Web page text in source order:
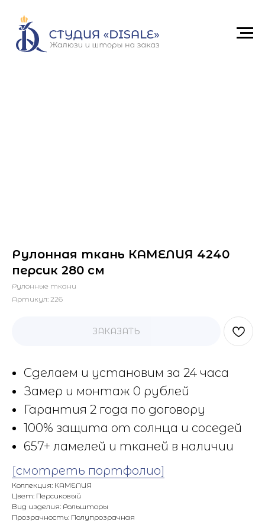
Рулонная ткань КАМЕЛИЯ 4240
персик 280 см
Рулонные ткани
Артикул: 226
ЗАКАЗАТЬ
Сделаем и установим за 24 часа
Замер и монтаж 0 рублей
Гарантия 2 года по договору
100% защита от солнца и соседей
657+ ламелей и тканей в наличии
[смотреть портфолио]
Коллекция: КАМЕЛИЯ
Цвет: Персиковый
Вид изделия: Рольшторы
Прозрачность: Полупрозрачная